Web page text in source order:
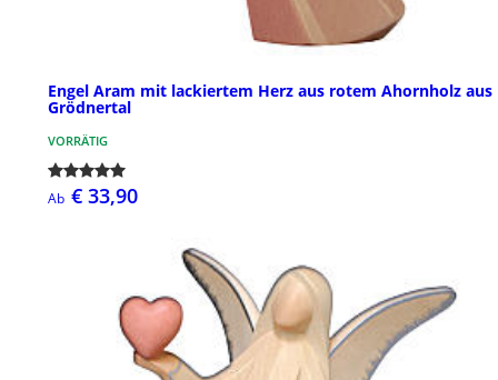
Engel Aram mit lackiertem Herz aus rotem Ahornholz aus
Grödnertal
VORRÄTIG
Ab € 33,90